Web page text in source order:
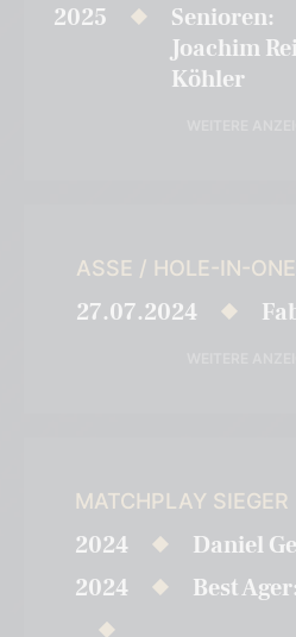
2025
Senioren:
Joachim
Köhler
ASSE / HOLE-IN-ONE
27.07.2024
MATCHPLAY SIEGER
2024
Daniel
2024
Best